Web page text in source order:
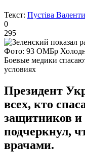
Текст: Пустіва
0
295
Фото: 93 ОМБр
Боевые медики
условиях
Президент
всех, кто
защитников
подчеркнул,
врачами.